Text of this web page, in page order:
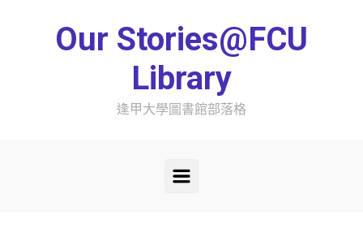
Our Stories@FCU
Library
逢甲大學圖書館部落格